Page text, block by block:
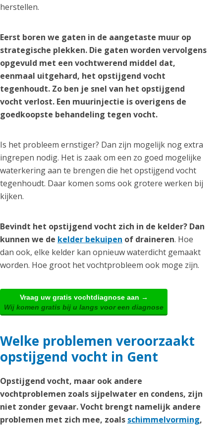
herstellen.
Eerst boren we gaten in de aangetaste muur op
strategische plekken. Die gaten worden vervolgens
opgevuld met een vochtwerend middel dat,
eenmaal uitgehard, het opstijgend vocht
tegenhoudt. Zo ben je snel van het opstijgend
vocht verlost. Een muurinjectie is overigens de
goedkoopste behandeling tegen vocht.
Is het probleem ernstiger? Dan zijn mogelijk nog extra
ingrepen nodig. Het is zaak om een zo goed mogelijke
waterkering aan te brengen die het opstijgend vocht
tegenhoudt. Daar komen soms ook grotere werken bij
kijken.
Bevindt het opstijgend vocht zich in de kelder? Dan
kunnen we de kelder bekuipen of draineren. Hoe
dan ook, elke kelder kan opnieuw waterdicht gemaakt
worden. Hoe groot het vochtprobleem ook moge zijn.
Vraag uw gratis vochtdiagnose aan →
Wij komen gratis bij u langs voor een diagnose
Welke problemen veroorzaakt
opstijgend vocht in Gent
Opstijgend vocht, maar ook andere
vochtproblemen zoals sijpelwater en condens, zijn
niet zonder gevaar. Vocht brengt namelijk andere
problemen met zich mee, zoals schimmelvorming,